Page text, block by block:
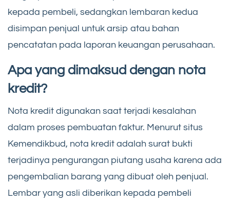
kepada pembeli, sedangkan lembaran kedua
disimpan penjual untuk arsip atau bahan
pencatatan pada laporan keuangan perusahaan.
Apa yang dimaksud dengan nota
kredit?
Nota kredit digunakan saat terjadi kesalahan
dalam proses pembuatan faktur. Menurut situs
Kemendikbud, nota kredit adalah surat bukti
terjadinya pengurangan piutang usaha karena ada
pengembalian barang yang dibuat oleh penjual.
Lembar yang asli diberikan kepada pembeli